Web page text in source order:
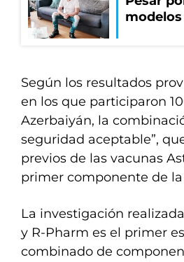
modelos
Según los resultados
en los que participaron
Azerbaiyán, la
seguridad aceptable”,
previos de las vacunas
primer componente de
La investigación
y R-Pharm es el primer
combinado de